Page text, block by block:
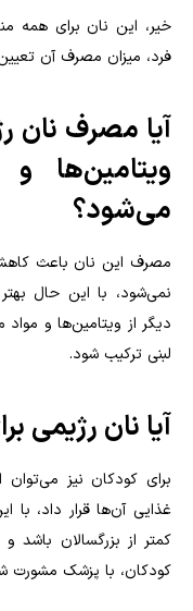
خیر، این نان برای همه
فرد، میزان مصرف آن
آیا مصرف نان
ویتامین‌ها
می‌شود؟
مصرف این نان باعث
نمی‌شود، با این حال
دیگر از ویتامین‌ها و
لبنی ترکیب شود.
آیا نان رژیمی
برای کودکان نیز
غذایی آن‌ها قرار داد،
کمتر از بزرگسالان باشد
کودکان، با پزشک مشورت